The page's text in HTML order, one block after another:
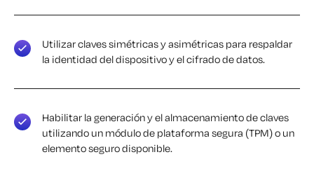
Utilizar claves simétricas y asimétricas para respaldar
la identidad del dispositivo y el cifrado de datos.
Habilitar la generación y el almacenamiento de claves
utilizando un módulo de plataforma segura (TPM) o un
elemento seguro disponible.